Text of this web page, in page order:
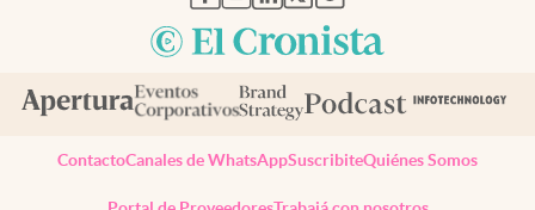
ContactoCanales de WhatsAppSuscribiteQuiénes Somos